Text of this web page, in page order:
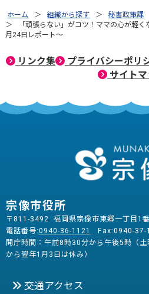
ホーム 組織から探す
秘書政策課
「頑張らない」がコツ！ママの心が軽
月24日レポート～
リンク集 プライバシーポリ
サイトマ
宗像市役所
〒811-3492 福岡県宗像市東郷一丁目1
電話番号:0940-36-1121
Fax:0940-37-
開庁時間：午前8時30分から午後5時（
から翌年1月3日は休み）
交通アクセス